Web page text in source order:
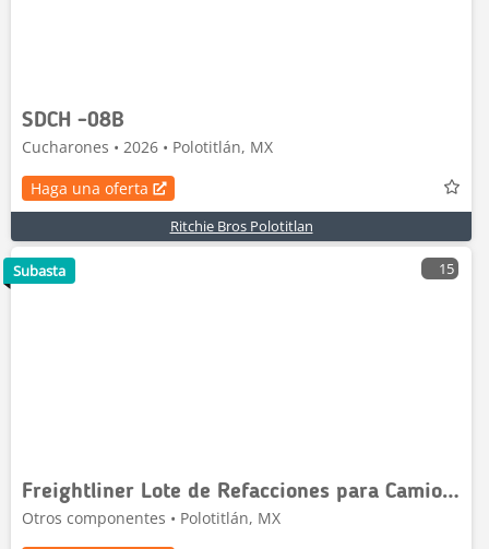
SDCH -08B
Cucharones • 2026 • Polotitlán, MX
Haga una oferta
Ritchie Bros Polotitlan
15
Freightliner Lote de Refacciones para Camiones Freightliner / S
Otros componentes • Polotitlán, MX
Subasta